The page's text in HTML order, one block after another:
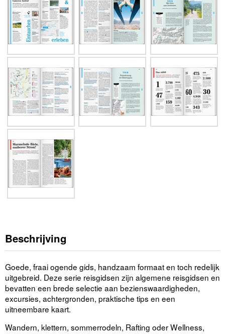
Beschrijving
Goede, fraai ogende gids, handzaam formaat en toch redelijk
uitgebreid. Deze serie reisgidsen zijn algemene reisgidsen en
bevatten een brede selectie aan bezienswaardigheden,
excursies, achtergronden, praktische tips en een
uitneembare kaart.
Wandern, klettern, sommerrodeln, Rafting oder Wellness,